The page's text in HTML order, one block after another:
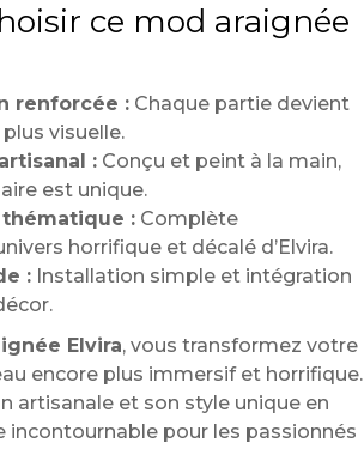
ce mod araignée
renforcée : Chaque partie devient
visuelle.
: Conçu et peint à la main,
est unique.
thématique : Complète
horrifique et décalé d’Elvira.
: Installation simple et intégration
Elvira, vous transformez votre
encore plus immersif et horrifique.
artisanale et son style unique en
incontournable pour les passionnés